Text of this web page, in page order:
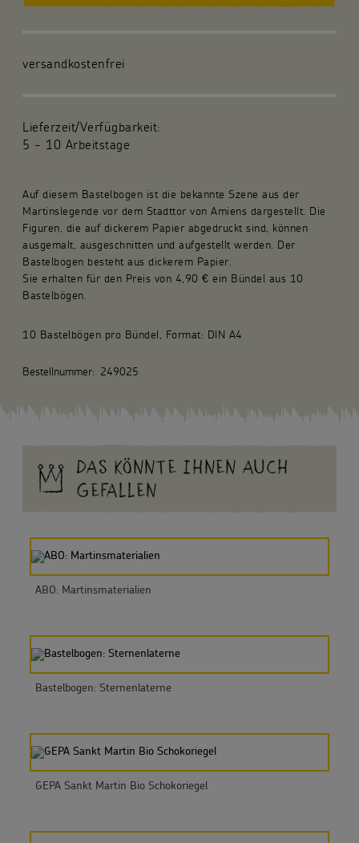
Kunsthandwerk und Geschenke
Auf diesem Bastelbogen ist die bekannte Szene aus der
Martinslegende vor dem Stadttor von Amiens dargestellt. Die
Figuren, die auf dickerem Papier abgedruckt sind, können
ausgemalt, ausgeschnitten und aufgestellt werden. Der
Bastelbogen besteht aus dickerem Papier.
Sie erhalten für den Preis von 4,90 € ein Bündel aus 10
Bastelbögen.
10 Bastelbögen pro Bündel, Format: DIN A4
Bestellnummer: 249025
versandkostenfrei
Lieferzeit/Verfügbarkeit:
5 - 10 Arbeitstage
DAS KÖNNTE IHNEN AUCH
GEFALLEN
ABO: Martinsmaterialien
Bastelbogen: Sternenlaterne
GEPA Sankt Martin Bio Schokoriegel